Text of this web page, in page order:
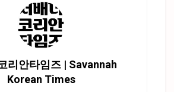
리안타임즈 | Savannah
Korean Times